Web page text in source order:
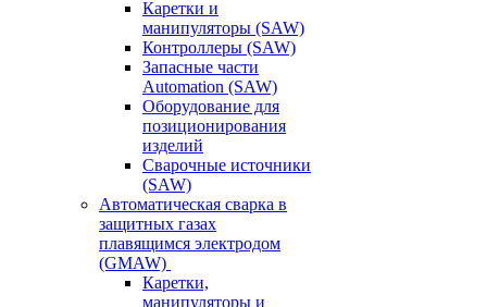
Каретки и
манипуляторы (SAW)
Контроллеры (SAW)
Запасные части
Automation (SAW)
Оборудование для
позиционирования
изделий
Сварочные источники
(SAW)
Автоматическая сварка в
защитных газах
плавящимся электродом
(GMAW)
Каретки,
манипуляторы и